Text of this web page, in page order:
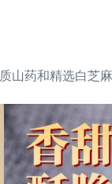
药和精选白芝